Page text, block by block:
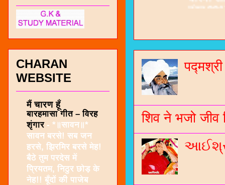
शिव ने भजो जीव
CHARAN
WEBSITE
मैं चारण हूँ
बारहमासा गीत – विरह
शृंगार - *॥सावन॥*
सावन बरसे! सब जन
हरसे, झिरमिर बरसे मेह!
बैठे तुम परदेस में
प्रियतम, निठुर छोड़ के
नेह!! बूँदों की पाजेब